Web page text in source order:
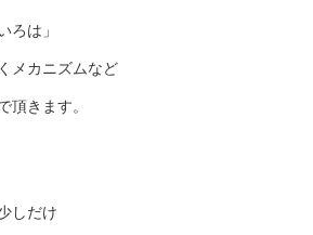
ろは」
メカニズムなど
頂きます。
しだけ